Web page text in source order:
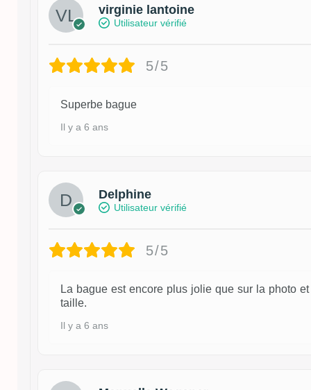
virginie lantoine
Utilisateur vérifié
5/5
Superbe bague
Il y a 6 ans
Delphine
Utilisateur vérifié
5/5
La bague est encore plus jolie que sur la photo
taille.
Il y a 6 ans